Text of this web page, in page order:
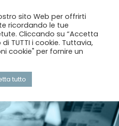
sito Web per offrirti
ricordando le tue
Cliccando su “Accetta
TUTTI i cookie. Tuttavia,
cookie" per fornire un
tutto